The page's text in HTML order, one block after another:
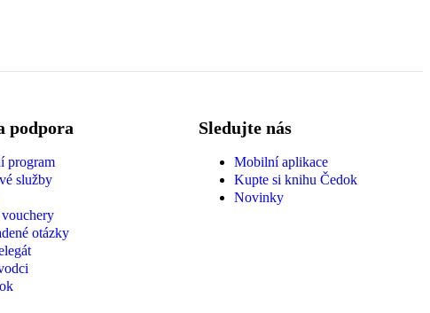
podpora
program
služby
otázky
Sledujte nás
Mobilní aplikace
Kupte si knihu Čedok
Novinky